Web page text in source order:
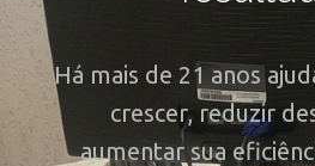
Há mais de 21 anos
crescer, reduzir
aumentar sua